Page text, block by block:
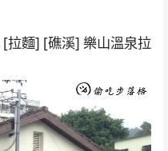
[拉麵] [礁溪] 樂山溫泉拉